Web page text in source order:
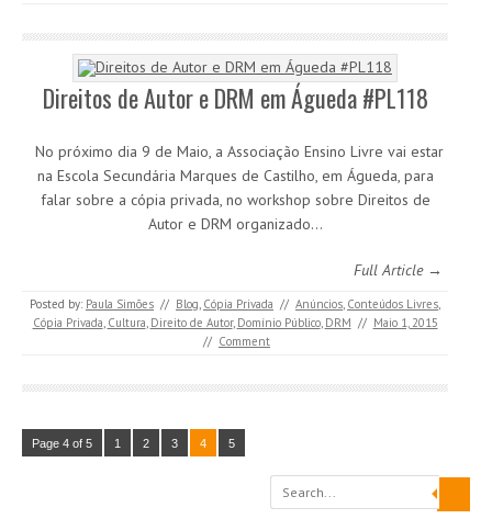
Direitos de Autor e DRM em Águeda #PL118
No próximo dia 9 de Maio, a Associação Ensino Livre vai estar
na Escola Secundária Marques de Castilho, em Águeda, para
falar sobre a cópia privada, no workshop sobre Direitos de
Autor e DRM organizado…
Full Article →
Posted by: Paula Simões // Blog, Cópia Privada // Anúncios, Conteúdos Livres,
Cópia Privada, Cultura, Direito de Autor, Domínio Público, DRM // Maio 1, 2015
// Comment
Page 4 of 5 1 2 3 4 5
Search